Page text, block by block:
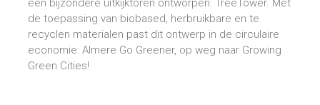
een bijzondere uitkijktoren ontworpen: TreeTower. Met
de toepassing van biobased, herbruikbare en te
recyclen materialen past dit ontwerp in de circulaire
economie: Almere Go Greener, op weg naar Growing
Green Cities!